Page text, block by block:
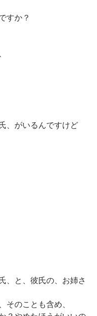
すか？
、がいるんですけど
、と、彼氏の、お姉さ
そのことも含め、